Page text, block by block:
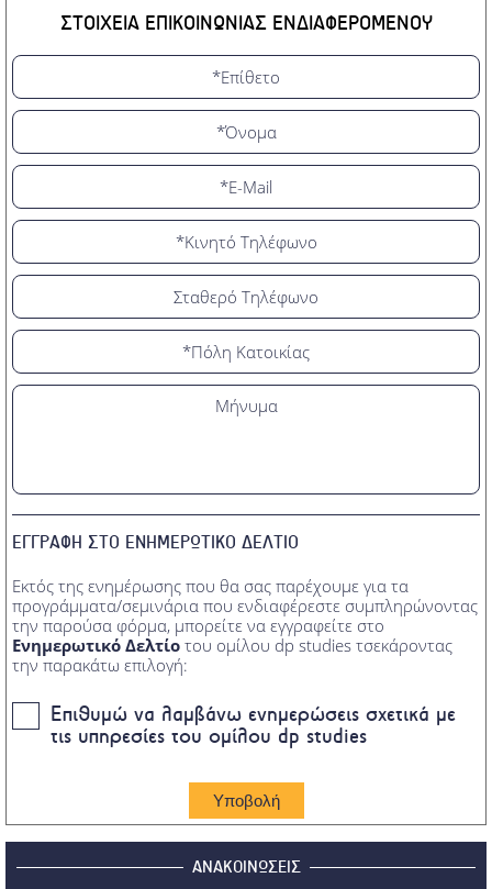
ΣΤΟΙΧΕΙΑ ΕΠΙΚΟΙΝΩΝΙΑΣ ΕΝΔΙΑΦΕΡΟΜΕΝΟΥ
ΕΓΓΡΑΦΗ ΣΤΟ ΕΝΗΜΕΡΩΤΙΚΟ ΔΕΛΤΙΟ
Εκτός της ενημέρωσης που θα σας παρέχουμε για τα
προγράμματα/σεμινάρια που ενδιαφέρεστε συμπληρώνοντας
την παρούσα φόρμα, μπορείτε να εγγραφείτε στο
Ενημερωτικό Δελτίο του ομίλου dp studies τσεκάροντας
την παρακάτω επιλογή:
Επιθυμώ να λαμβάνω ενημερώσεις σχετικά με
τις υπηρεσίες του ομίλου dp studies
ΑΝΑΚΟΙΝΩΣΕΙΣ